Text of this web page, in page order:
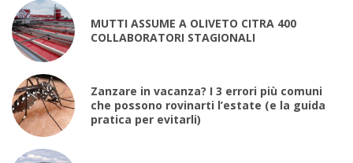
MUTTI ASSUME A OLIVETO CITRA 400
COLLABORATORI STAGIONALI
Zanzare in vacanza? I 3 errori più comuni
che possono rovinarti l’estate (e la guida
pratica per evitarli)